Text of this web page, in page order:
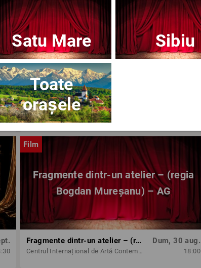
Concert
Opera Brasov
Film
Fragmente dintr-un atelier – (regia
Bogdan Mureșanu) – AG
Fragmente dintr-un atelier – (regia Bogdan Mureșanu) – AG
Centrul Internațional de Artă Contemporană - Baia Turcească Iași
Dum, 30 aug.
18:00
Satu Mare Sibiu
Toate
orașele